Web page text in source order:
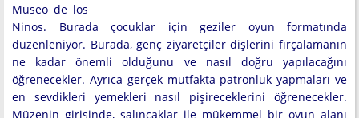
Museo de los
Ninos. Burada çocuklar için geziler oyun formatında
düzenleniyor. Burada, genç ziyaretçiler dişlerini fırçalamanın
ne kadar önemli olduğunu ve nasıl doğru yapılacağını
öğrenecekler. Ayrıca gerçek mutfakta patronluk yapmaları ve
en sevdikleri yemekleri nasıl pişireceklerini öğrenecekler.
Müzenin girişinde, salıncaklar ile mükemmel bir oyun alanı